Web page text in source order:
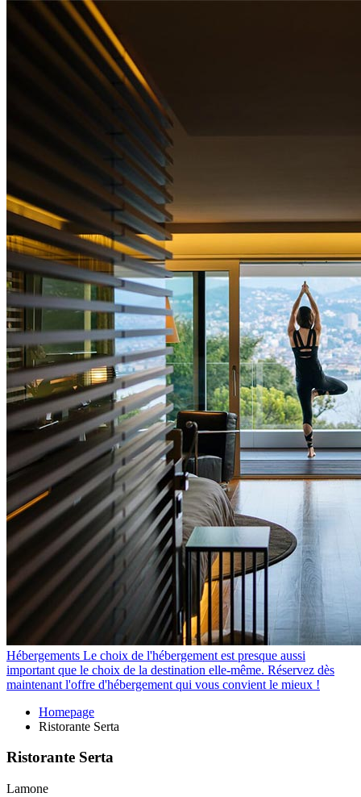
Hébergements Le choix de l'hébergement est presque aussi
important que le choix de la destination elle-même. Réservez dès
maintenant l'offre d'hébergement qui vous convient le mieux !
Homepage
Ristorante Serta
Ristorante Serta
Lamone